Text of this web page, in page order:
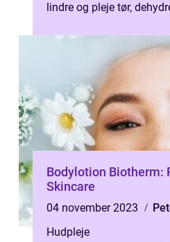
lindre og pleje tør,
Bodylotion Biotherm:
Skincare
04 november 2023
Hudpleje